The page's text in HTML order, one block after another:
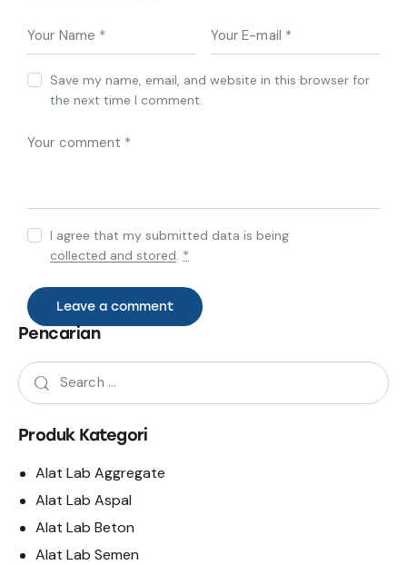
Save my name, email, and website in this browser for
the next time I comment.
I agree that my submitted data is being
collected and stored. *
Pencarian
Produk Kategori
Alat Lab Aggregate
Alat Lab Aspal
Alat Lab Beton
Alat Lab Semen